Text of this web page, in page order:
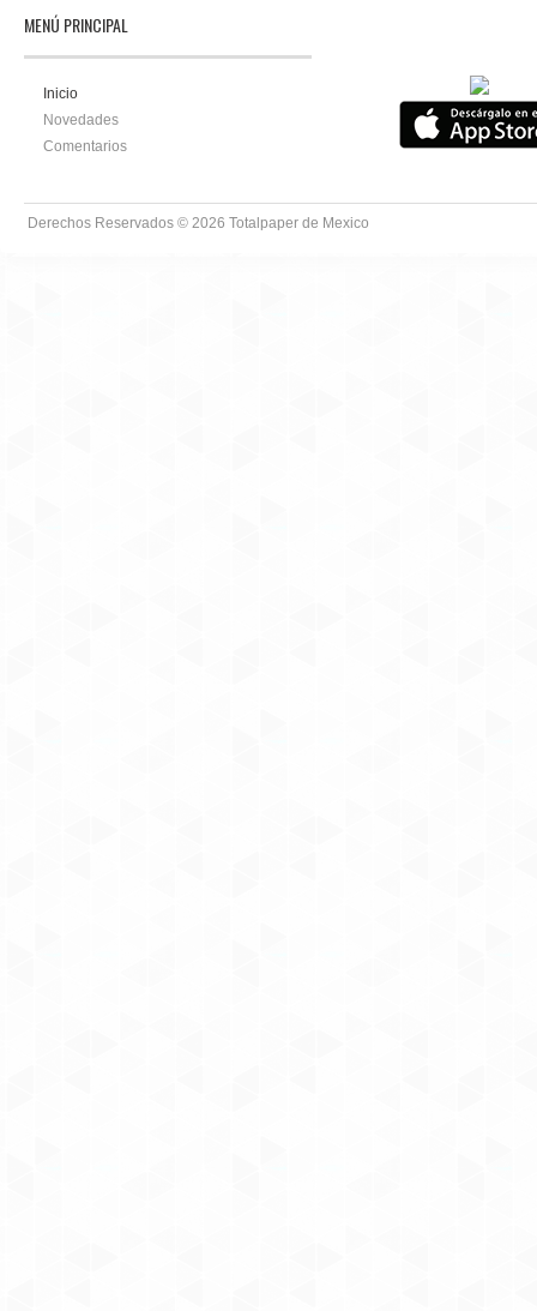
MENÚ PRINCIPAL
Inicio
Novedades
Comentarios
Derechos Reservados © 2026 Totalpaper de Mexico